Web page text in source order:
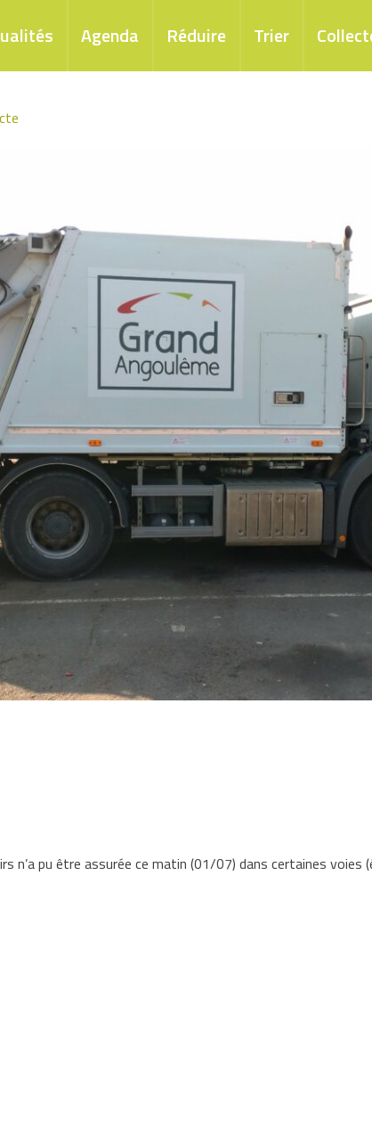
Agenda Réduire Trier
n’a pu être assurée ce matin (01/07) dans certaines